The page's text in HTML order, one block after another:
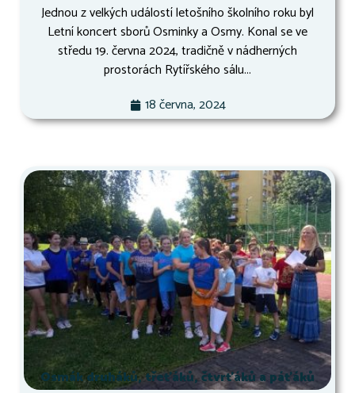
Jednou z velkých událostí letošního školního roku byl
Letní koncert sborů Osminky a Osmy. Konal se ve
středu 19. června 2024, tradičně v nádherných
prostorách Rytířského sálu...
18 června, 2024
Osmák druháků, třeťáků, čtvrťáků a páťáků